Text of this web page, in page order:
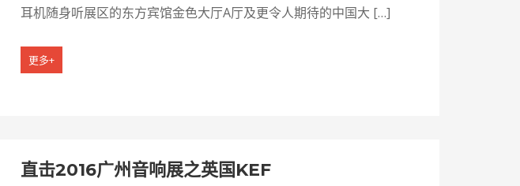
耳机随身听展区的东方宾馆金色大厅A厅及更令人期待的中国大 […]
更多+
直击2016广州音响展之英国KEF